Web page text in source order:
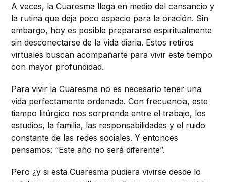
A veces, la Cuaresma llega en medio del cansancio y
la rutina que deja poco espacio para la oración. Sin
embargo, hoy es posible prepararse espiritualmente
sin desconectarse de la vida diaria. Estos retiros
virtuales buscan acompañarte para vivir este tiempo
con mayor profundidad.
Para vivir la Cuaresma no es necesario tener una
vida perfectamente ordenada. Con frecuencia, este
tiempo litúrgico nos sorprende entre el trabajo, los
estudios, la familia, las responsabilidades y el ruido
constante de las redes sociales. Y entonces
pensamos: “Este año no será diferente”.
Pero ¿y si esta Cuaresma pudiera vivirse desde lo